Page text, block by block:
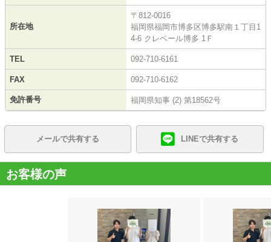
所在地
〒812-0016
福岡県福岡市博多区博多駅南１丁目1
4-6 クレベール博多 1Ｆ
TEL 092-710-6161
FAX 092-710-6162
免許番号 福岡県知事 (2) 第18562号
メールで共有する LINEで共有する
お客様の声